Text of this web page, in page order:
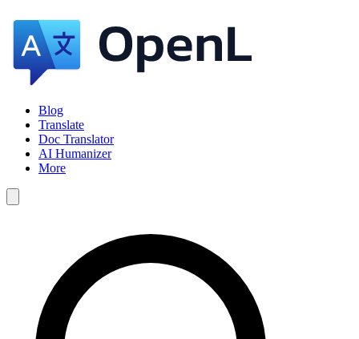
Blog
Translate
Doc Translator
AI Humanizer
More